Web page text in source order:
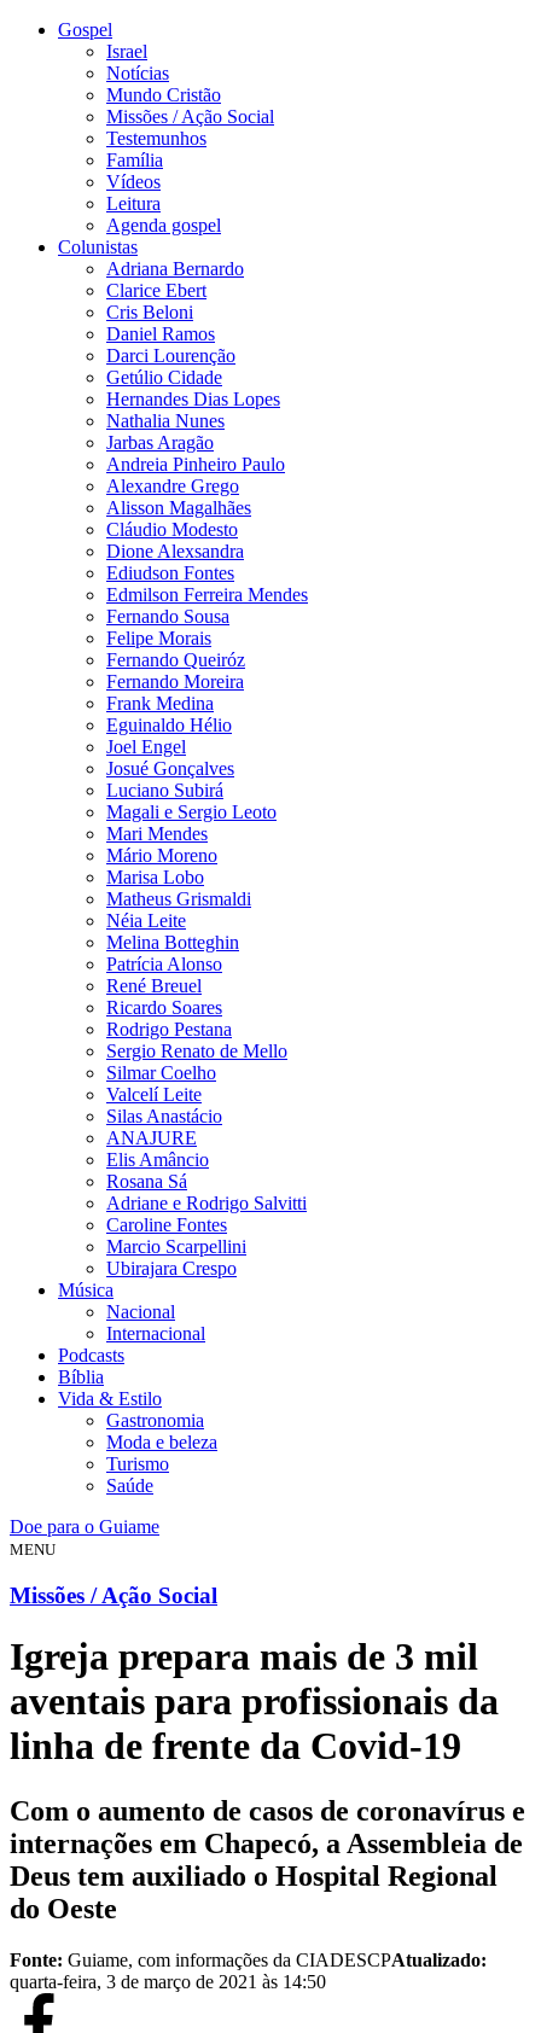
Gospel
Israel
Notícias
Mundo Cristão
Missões / Ação Social
Testemunhos
Família
Vídeos
Leitura
Agenda gospel
Colunistas
Adriana Bernardo
Clarice Ebert
Cris Beloni
Daniel Ramos
Darci Lourenção
Getúlio Cidade
Hernandes Dias Lopes
Nathalia Nunes
Jarbas Aragão
Andreia Pinheiro Paulo
Alexandre Grego
Alisson Magalhães
Cláudio Modesto
Dione Alexsandra
Ediudson Fontes
Edmilson Ferreira Mendes
Fernando Sousa
Felipe Morais
Fernando Queiróz
Fernando Moreira
Frank Medina
Eguinaldo Hélio
Joel Engel
Josué Gonçalves
Luciano Subirá
Magali e Sergio Leoto
Mari Mendes
Mário Moreno
Marisa Lobo
Matheus Grismaldi
Néia Leite
Melina Botteghin
Patrícia Alonso
René Breuel
Ricardo Soares
Rodrigo Pestana
Sergio Renato de Mello
Silmar Coelho
Valcelí Leite
Silas Anastácio
ANAJURE
Elis Amâncio
Rosana Sá
Adriane e Rodrigo Salvitti
Caroline Fontes
Marcio Scarpellini
Ubirajara Crespo
Música
Nacional
Internacional
Podcasts
Bíblia
Vida & Estilo
Gastronomia
Moda e beleza
Turismo
Saúde
Doe para o Guiame
MENU
Missões / Ação Social
Igreja prepara mais de 3 mil
aventais para profissionais da
linha de frente da Covid-19
Com o aumento de casos de coronavírus e
internações em Chapecó, a Assembleia de
Deus tem auxiliado o Hospital Regional
do Oeste
Fonte: Guiame, com informações da CIADESCPAtualizado:
quarta-feira, 3 de março de 2021 às 14:50